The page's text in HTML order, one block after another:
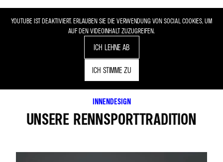
YOUTUBE IST DEAKTIVIERT. ERLAUBEN SIE DIE VERWENDUNG VON SOCIAL COOKIES, UM
AUF DEN VIDEOINHALT ZUZUGREIFEN.
ICH LEHNE AB
ICH STIMME ZU
INNENDESIGN
UNSERE RENNSPORTTRADITION